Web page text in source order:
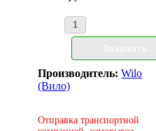
Производитель:Wilo
(Вило)
Отправка транспортной